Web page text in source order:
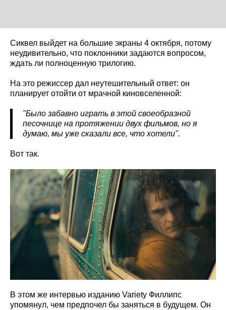
Сиквел выйдет на большие экраны 4 октября, потому
неудивительно, что поклонники задаются вопросом,
ждать ли полноценную трилогию.
На это режиссер дал неутешительный ответ: он
планирует отойти от мрачной киновселенной:
"Было забавно играть в этой своеобразной
песочнице на протяжении двух фильмов, но я
думаю, мы уже сказали все, что хотели".
Вот так.
В этом же интервью изданию Variety Филлипс
упомянул, чем предпочел бы заняться в будущем. Он